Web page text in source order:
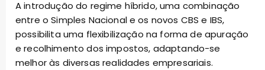
A introdução do regime híbrido, uma combinação
entre o Simples Nacional e os novos CBS e IBS,
possibilita uma flexibilização na forma de apuração
e recolhimento dos impostos, adaptando-se
melhor às diversas realidades empresariais.